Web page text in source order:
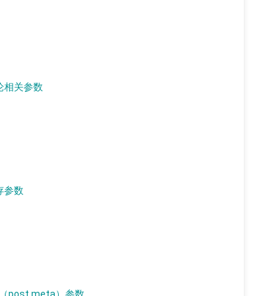
相关参数
参数